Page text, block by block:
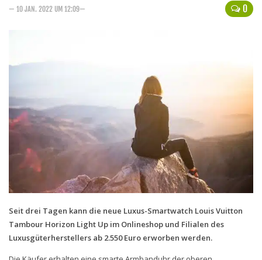
Handytarife
Smartphonetarife
Prepaid-Tarife
Datentarife
Flatrate-Prepaidtarife
Mobilfunk-Vergleichsrechner
Mobilfunk-Tarifrechner
Flatrate-Datentarife
0
— 10 JAN. 2022 UM 12:09—
Seit drei Tagen kann die neue Luxus-Smartwatch Louis Vuitton
Tambour Horizon Light Up im Onlineshop und Filialen des
Luxusgüterherstellers ab 2.550 Euro erworben werden.